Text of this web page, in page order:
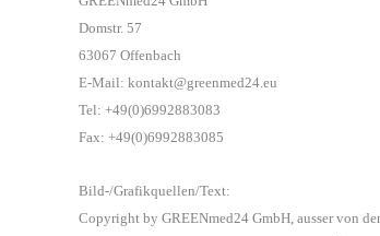
Domstr. 57
63067 Offenbach
E-Mail: kontakt@greenmed24.eu
Tel: +49(0)6992883083
Fax: +49(0)6992883085
Bild-/Grafikquellen/Text:
Copyright by GREENmed24 GmbH, ausser von